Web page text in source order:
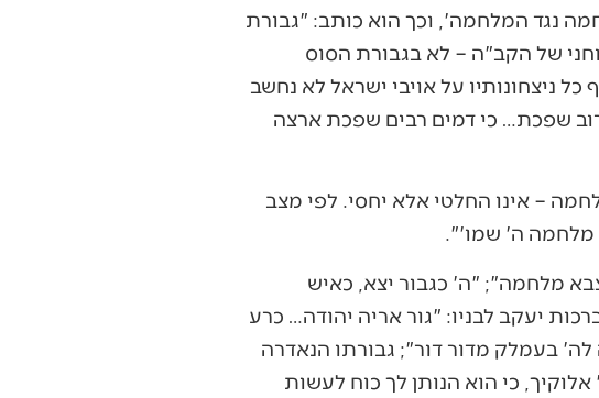
נגד המלחמה', וכך הוא כותב: "גבורת
של הקב"ה – לא בגבורת הסוס
ניצחונותיו על אויבי ישראל לא נחשב
שפכת… כי דמים רבים שפכת ארצה
– אינו החלטי אלא יחסי. לפי מצב
מלחמה ה' שמו'".
מלחמה"; "ה' כגבור יצא, כאיש
יעקב לבניו: "גור אריה יהודה… כרע
לה' בעמלק מדור דור"; גבורתו הנאדרה
כי הוא הנותן לך כוח לעשות